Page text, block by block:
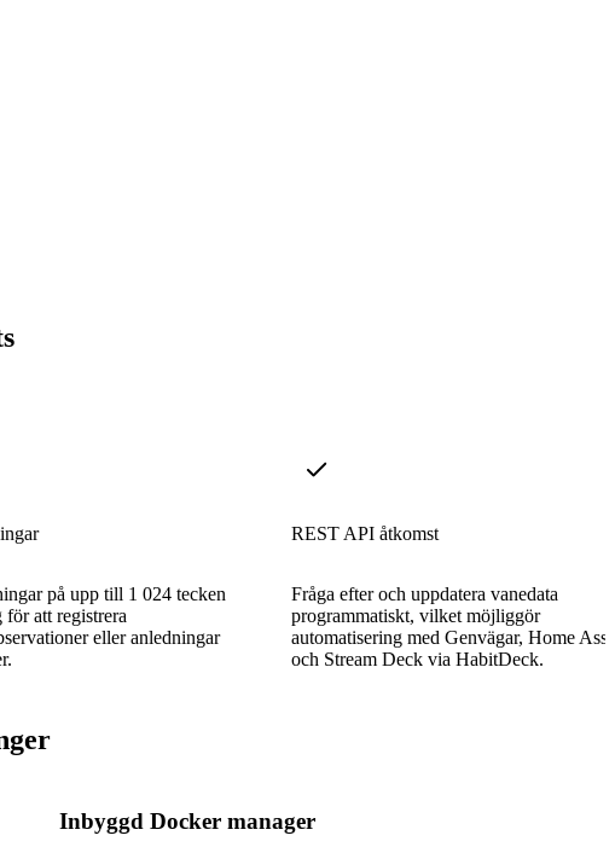
på upp till 1 024 tecken
för att registrera
eller anledningar
REST API åtkomst
Fråga efter och uppdatera vanedata
programmatiskt, vilket möjliggör
automatisering med Genvägar, Home
och Stream Deck via HabitDeck.
Inbyggd Docker manager